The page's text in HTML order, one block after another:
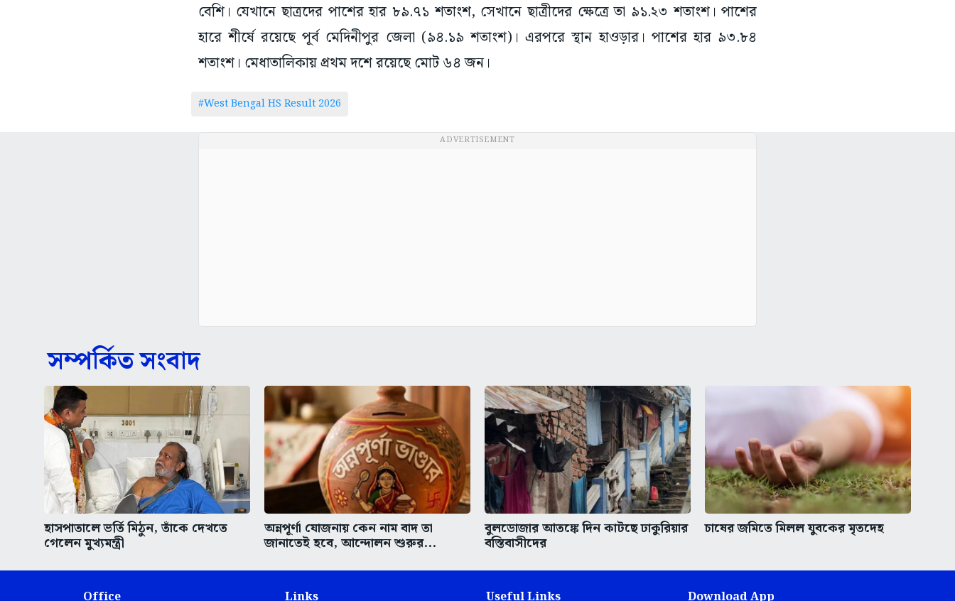
বেশি। যেখানে ছাত্রদের পাশের হার ৮৯.৭১ শতাংশ, সেখানে ছাত্রীদের ক্ষেত্রে তা ৯১.২৩ শতাংশ। পাশের
হারে শীর্ষে রয়েছে পূর্ব মেদিনীপুর জেলা (৯৪.১৯ শতাংশ)। এরপরে স্থান হাওড়ার। পাশের হার ৯৩.৮৪
শতাংশ। মেধাতালিকায় প্রথম দশে রয়েছে মোট ৬৪ জন।
#West Bengal HS Result 2026
ADVERTISEMENT
সম্পর্কিত সংবাদ
হাসপাতালে ভর্তি মিঠুন, তাঁকে দেখতে
গেলেন মুখ্যমন্ত্রী
অন্নপূর্ণা যোজনায় কেন নাম বাদ তা
জানাতেই হবে, আন্দোলন শুরুর...
বুলডোজার আতঙ্কে দিন কাটছে ঢাকুরিয়ার
বস্তিবাসীদের
চাষের জমিতে মিলল যুবকের মৃতদেহ
Office Links Useful Links Download App